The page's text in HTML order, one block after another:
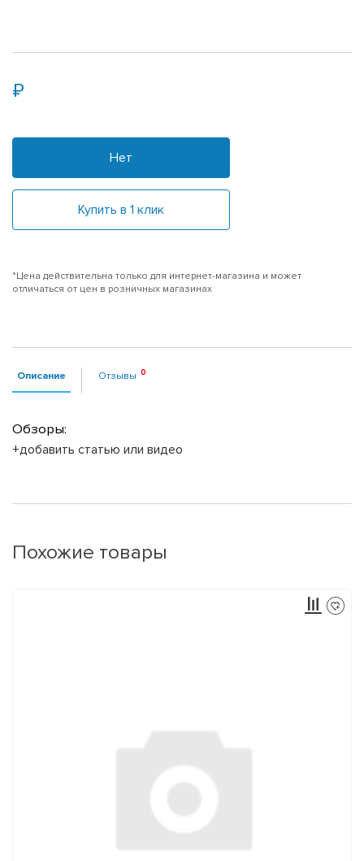
Нет
Купить в 1 клик
*Цена действительна только для интернет-магазина и может
отличаться от цен в розничных магазинах
Описание Отзывы
Обзоры:
+добавить статью или видео
Похожие товары